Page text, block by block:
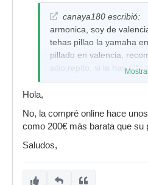
canaya180 escribió:
armonica, soy de
tehas pillao la yamaha
pillado en valencia,
sitio,repito, si la has
Hola,
No, la compré online hace
como 200€ más barata que su
Saludos,